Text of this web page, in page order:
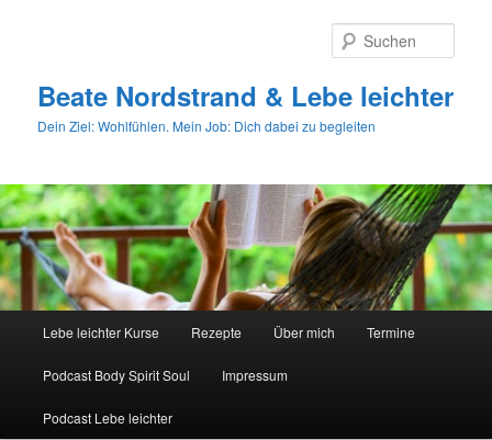
Beate Nordstrand & Lebe leichter
Dein Ziel: Wohlfühlen. Mein Job: Dich dabei zu begleiten
Lebe leichter Kurse Rezepte Über mich Termine
Podcast Body Spirit Soul Impressum
Podcast Lebe leichter